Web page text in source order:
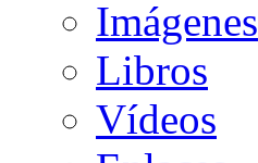
Imágenes
Libros
Vídeos